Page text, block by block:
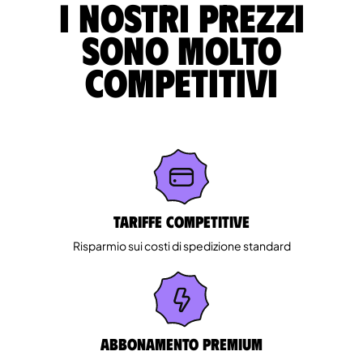
I nostri prezzi
sono molto
competitivi
Tariffe competitive
Risparmio sui costi di spedizione standard
Abbonamento Premium